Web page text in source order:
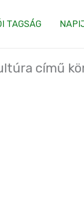
TAGSÁG
című